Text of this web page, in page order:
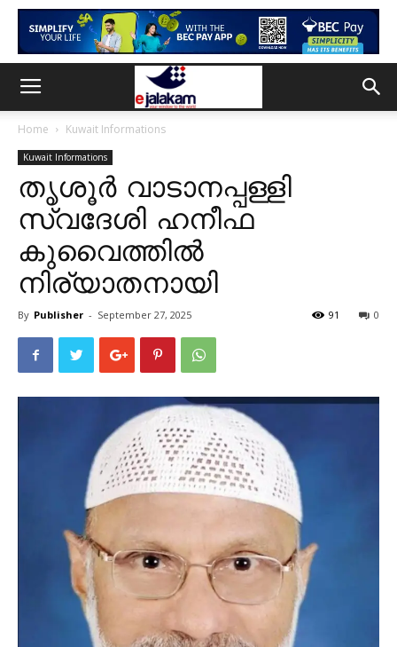
Home Kuwait Informations
Kuwait Informations
തൃശൂർ വാടാനപ്പള്ളി
സ്വദേശി ഹനീഫ
കുവൈത്തിൽ
നിര്യാതനായി
By Publisher - September 27, 2025 0
91